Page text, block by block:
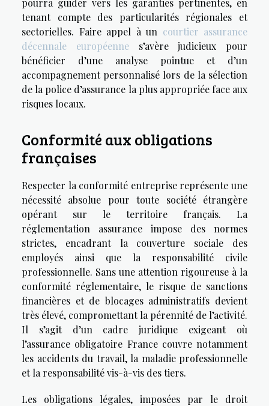
pourra guider vers les garanties pertinentes, en
tenant compte des particularités régionales et
sectorielles. Faire appel à un courtier assurance
décennale européennes’avère judicieux pour
bénéficier d’une analyse pointue et d’un
accompagnement personnalisé lors de la sélection
de la police d’assurance la plus appropriée face aux
risques locaux.
Conformité aux obligations
françaises
Respecter la conformité entreprise représente une
nécessité absolue pour toute société étrangère
opérant sur le territoire français. La
réglementation assurance impose des normes
strictes, encadrant la couverture sociale des
employés ainsi que la responsabilité civile
professionnelle. Sans une attention rigoureuse à la
conformité réglementaire, le risque de sanctions
financières et de blocages administratifs devient
très élevé, compromettant la pérennité de l’activité.
Il s’agit d’un cadre juridique exigeant où
l’assurance obligatoire France couvre notamment
les accidents du travail, la maladie professionnelle
et la responsabilité vis-à-vis des tiers.
Les obligations légales, imposées par le droit